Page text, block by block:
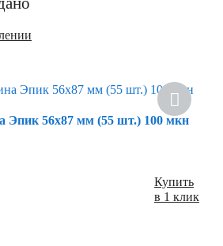
Эпик 56х87 мм (55 шт.) 100 мкн
Купить
в 1 клик